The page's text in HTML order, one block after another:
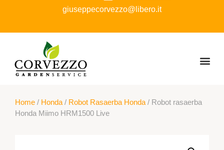
giuseppecorvezzo@libero.it
Home / Honda / Robot Rasaerba Honda / Robot rasaerba
Honda Miimo HRM1500 Live